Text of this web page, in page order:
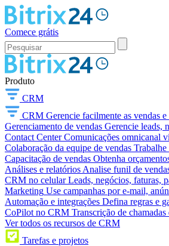
Comece grátis
Produto
CRM
CRM Gerencie facilmente as vendas e
Gerenciamento de vendas Gerencie leads,
Contact Center Comunicações omnicanal
Colaboração da equipe de vendas Trabalhe
Capacitação de vendas Obtenha
Análises e relatórios Analise funil de
CRM no celular Leads, negócios, faturas,
Marketing Use campanhas por e-mail,
Automação e integrações Defina regras e
CoPilot no CRM Transcrição de
Ver todos os recursos de CRM
Tarefas e projetos